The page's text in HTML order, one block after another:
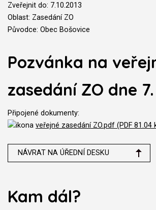
Zveřejnit do: 7.10.2013
Oblast: Zasedání ZO
Původce: Obec Bošovice
Pozvánka na
zasedání ZO dne
Připojené dokumenty:
veřejné zasedání ZO.pdf (PDF 81.04
NÁVRAT NA ÚŘEDNÍ DESKU
Kam dál?